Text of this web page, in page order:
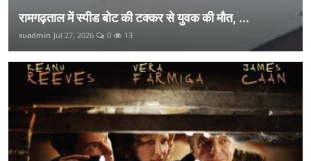
रामगढ़ताल में स्पीड बोट की टक्कर से युवक की मौत, ...
suadmin Jul 27, 2026 0 13